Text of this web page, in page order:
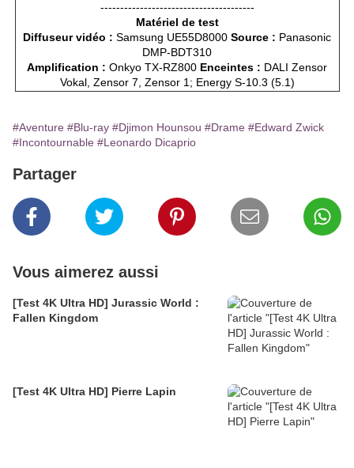
---------------------------------------
Matériel de test
Diffuseur vidéo : Samsung UE55D8000 Source : Panasonic
DMP-BDT310
Amplification : Onkyo TX-RZ800 Enceintes : DALI Zensor
Vokal, Zensor 7, Zensor 1; Energy S-10.3 (5.1)
#Aventure #Blu-ray #Djimon Hounsou #Drame #Edward Zwick
#Incontournable #Leonardo Dicaprio
Partager
Vous aimerez aussi
[Test 4K Ultra HD] Jurassic World :
Fallen Kingdom
[Test 4K Ultra HD] Pierre Lapin